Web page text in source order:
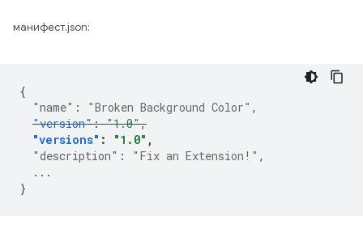
манифест.json:
{
"name" : "Broken Background Color" ,
"version": "1.0",
"versions" : "1.0" ,
"description" : "Fix an Extension!" ,
...
}